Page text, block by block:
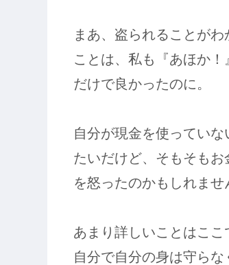
まあ、盗られることが
ことは、私も『あほか
だけで良かったのに。
自分が現金を使ってい
たいだけど、そもそも
を怒ったのかもしれませ
あまり詳しいことはここ
自分で自分の身は守ら